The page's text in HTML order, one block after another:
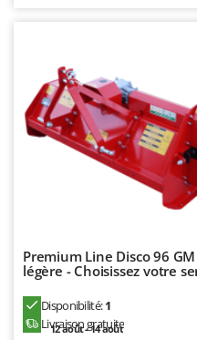
Premium Line Disco 96
légère - Choisissez votre
Disponibilité:1
Livraison gratuite
12 août - 14 août